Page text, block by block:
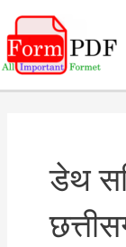
to
content
डेथ